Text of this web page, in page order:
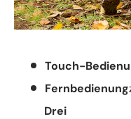
Touch-
Fernbedienung
Drei